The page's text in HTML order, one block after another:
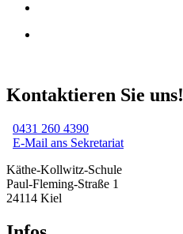
Kontaktieren Sie uns!
0431 260 4390
E-Mail ans Sekretariat
Käthe-Kollwitz-Schule
Paul-Fleming-Straße 1
24114 Kiel